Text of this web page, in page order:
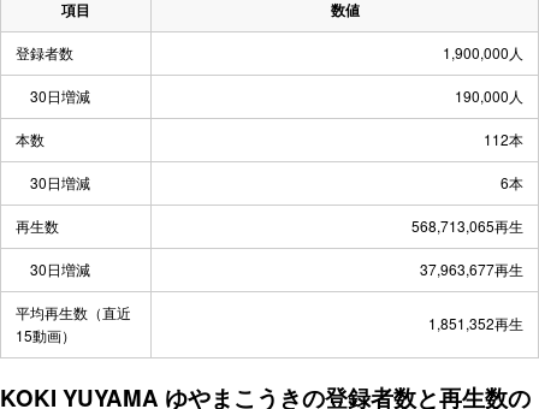
項目 数値
登録者数 1,900,000人
30日増減 190,000人
本数 112本
30日増減 6本
再生数 568,713,065再生
30日増減 37,963,677再生
平均再生数（直近
15動画）
1,851,352再生
KOKI YUYAMA ゆやまこうきの登録者数と再生数の